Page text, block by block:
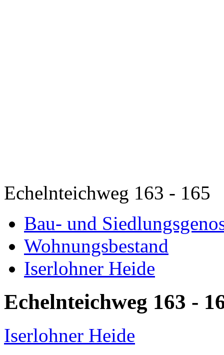
Echelnteichweg 163 - 165
Bau- und
Wohnungsbestand
Iserlohner Heide
Echelnteichweg 163 -
Iserlohner Heide